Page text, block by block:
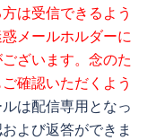
は受信できるよう
メールホルダーに
ざいます。念のた
確認いただくよう
は配信専用となっ
よび返答ができま